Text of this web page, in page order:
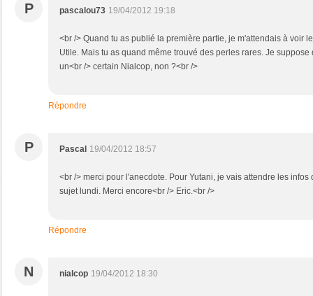
P pascalou73 19/04/2012 19:18
<br /> Quand tu as publié la première partie, je m'attendais à voir
Utile. Mais tu as quand même trouvé des perles rares. Je
un<br /> certain Nialcop, non ?<br />
Répondre
P Pascal 19/04/2012 18:57
<br /> merci pour l'anecdote. Pour Yutani, je vais attendre les
sujet lundi. Merci encore<br /> Eric.<br />
Répondre
N nialcop 19/04/2012 18:30